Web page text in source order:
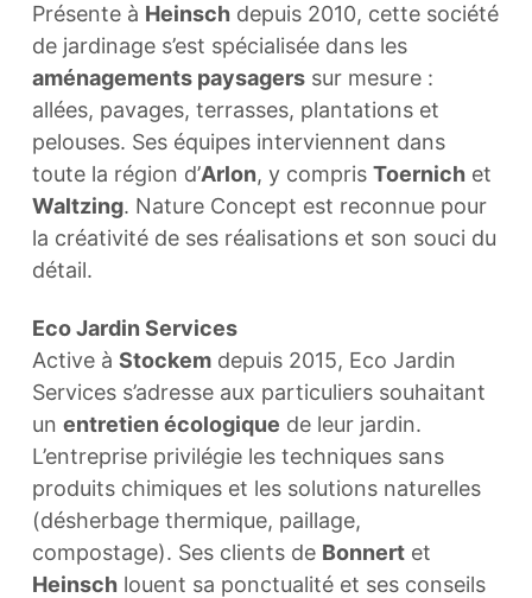
Présente à Heinschdepuis 2010, cette société
de jardinage s’est spécialisée dans les
aménagements paysagerssur mesure :
allées, pavages, terrasses, plantations et
pelouses. Ses équipes interviennent dans
toute la région d’Arlon, y compris Toernichet
Waltzing. Nature Concept est reconnue pour
la créativité de ses réalisations et son souci du
détail.
Eco Jardin Services
Active à Stockemdepuis 2015, Eco Jardin
Services s’adresse aux particuliers souhaitant
un entretien écologique de leur jardin.
L’entreprise privilégie les techniques sans
produits chimiques et les solutions naturelles
(désherbage thermique, paillage,
compostage). Ses clients de Bonnertet
Heinschlouent sa ponctualité et ses conseils